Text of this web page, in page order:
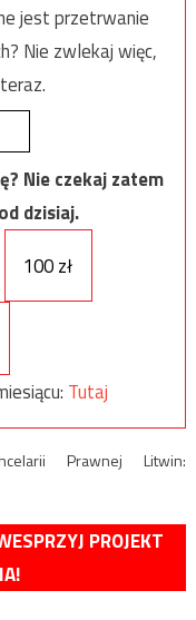
jest przetrwanie
Nie zwlekaj więc,
Nie czekaj zatem
dzisiaj.
100 zł
Tutaj
Prawnej Litwin:
PROJEKT